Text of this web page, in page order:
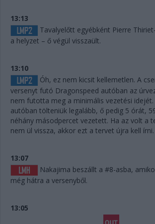
13:13
Tavalyelőtt egyébként Pierre
a helyzet – ő végül visszaült.
13:10
Óh, ez nem kicsit kellemetlen. A
versenyt futó Dragonspeed autóban az
nem futotta meg a minimális vezetési
autóban tölteniük legalább, ő pedig 5 órát,
néhány másodpercet vezetett. Ha az volt a
nem ül vissza, akkor ezt a tervet újra kell írni.
13:07
Nakajima beszállt a #8-asba,
még hátra a versenyből.
13:05